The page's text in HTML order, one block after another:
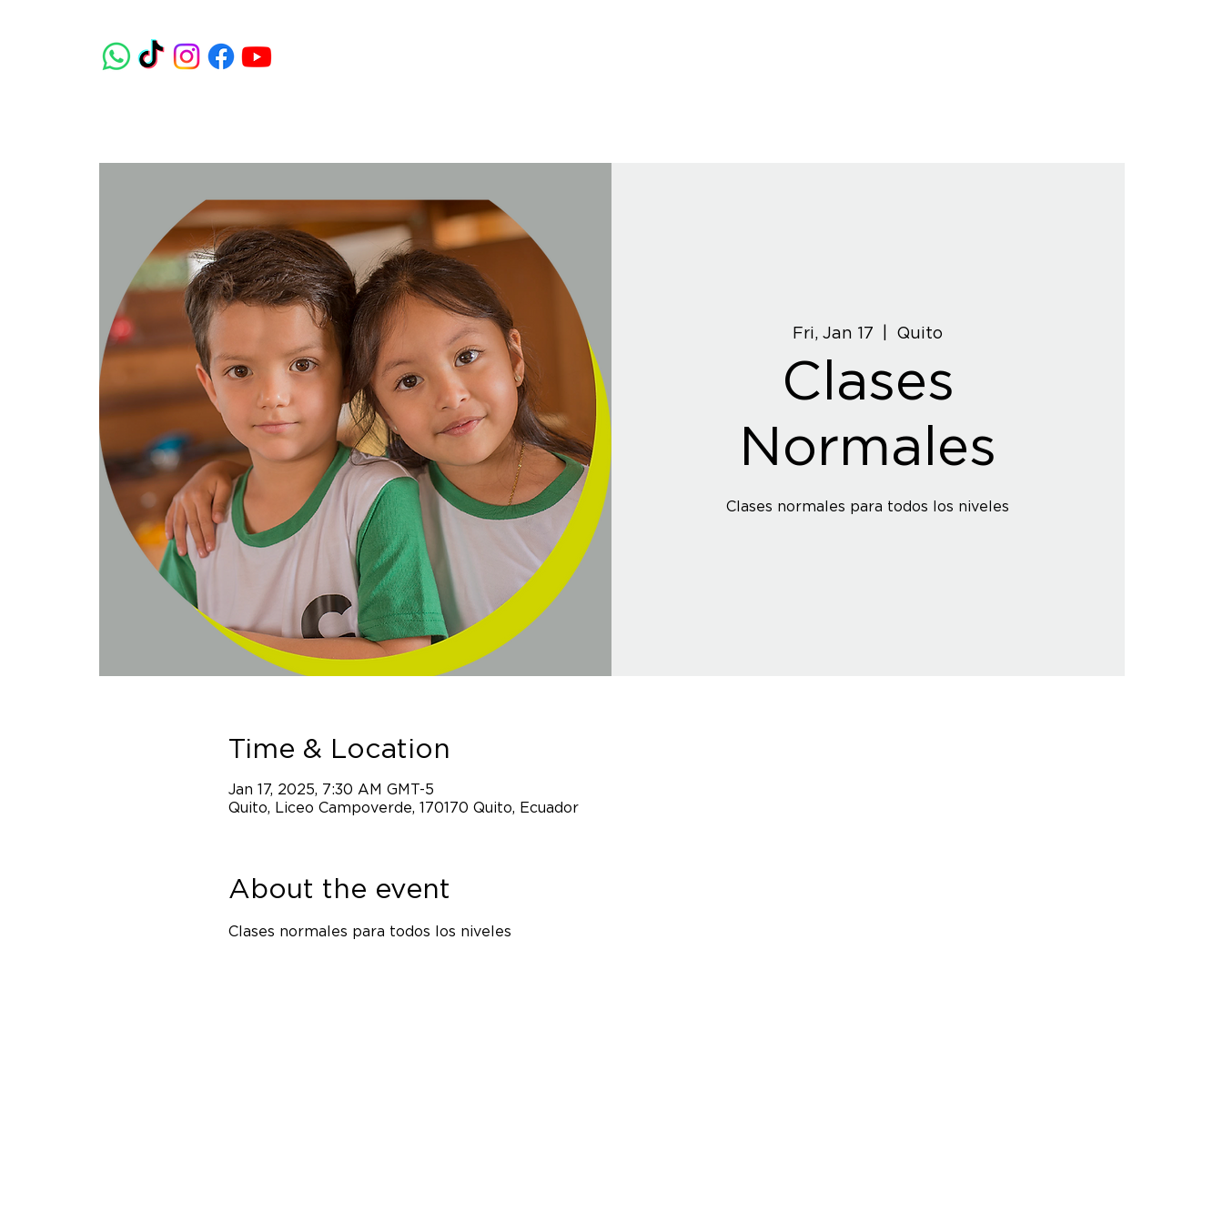
Fri, Jan 17 Quito
Clases
Normales
Clases normales para todos los niveles
Time & Location
Jan 17, 2025, 7:30 AM GMT-5
Quito, Liceo Campoverde, 170170 Quito, Ecuador
About the event
Clases normales para todos los niveles